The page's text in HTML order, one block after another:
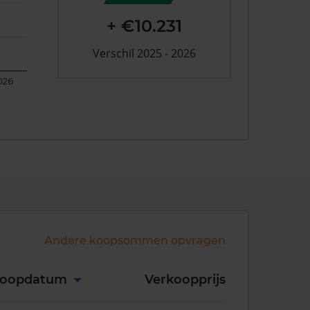
+ €10.231
Verschil 2025 - 2026
Andere koopsommen opvragen
Verkoopprijs